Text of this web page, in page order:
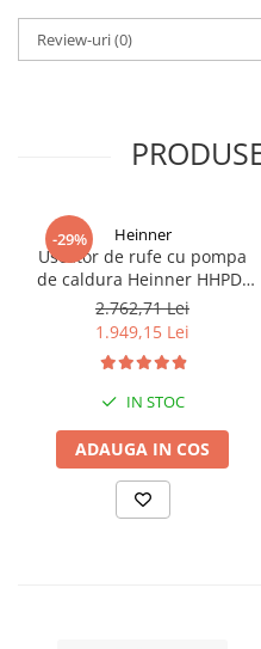
Review-uri(0)
-29% Heinner
Uscator de rufe cu pompa
de caldura Heinner HHPD-
V9T2KA++ Capacitate 9kg,
Clasa A++, 15 programe,
Display LED, Program Baby
Care, Functie anti-sifonare
2.762,71 Lei
1.949,15 Lei
IN STOC
ADAUGA IN COS